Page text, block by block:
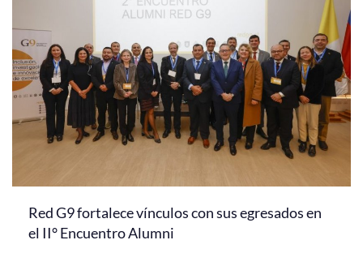
Red G9 fortalece vínculos con sus egresados en
el II° Encuentro Alumni